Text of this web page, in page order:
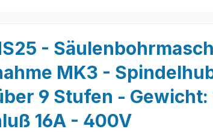
-
MK3 -
9 Stufen -
16A - 400V